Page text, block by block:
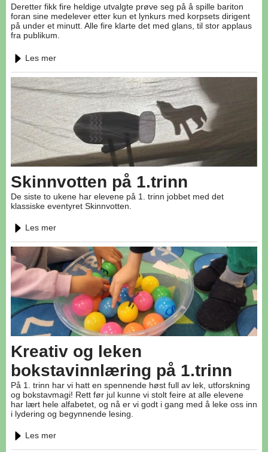
Deretter fikk fire heldige utvalgte prøve seg på å spille bariton
foran sine medelever etter kun et lynkurs med korpsets dirigent
på under et minutt. Alle fire klarte det med glans, til stor applaus
fra publikum.
Les mer
Skinnvotten på 1.trinn
De siste to ukene har elevene på 1. trinn jobbet med det
klassiske eventyret Skinnvotten.
Les mer
Kreativ og leken
bokstavinnlæring på 1.trinn
På 1. trinn har vi hatt en spennende høst full av lek, utforskning
og bokstavmagi! Rett før jul kunne vi stolt feire at alle elevene
har lært hele alfabetet, og nå er vi godt i gang med å leke oss inn
i lydering og begynnende lesing.
Les mer